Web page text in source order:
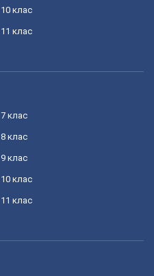
10 клас
11 клас
7 клас
8 клас
9 клас
10 клас
11 клас